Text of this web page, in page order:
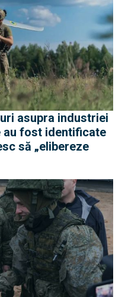
asupra industriei
au fost identificate
să „elibereze